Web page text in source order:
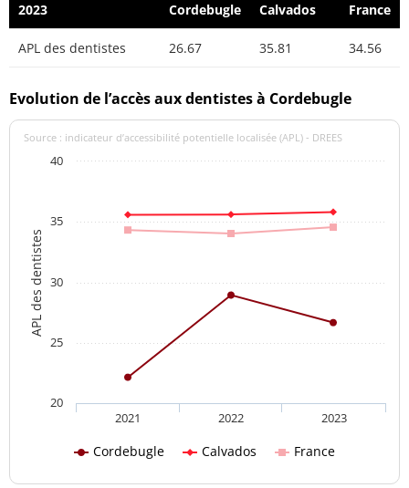
2023 Cordebugle Calvados France
APL des dentistes 26.67 35.81 34.56
Evolution de l’accès aux dentistes à Cordebugle
APL des dentistes
Source : indicateur d’accessibilité potentielle localisée (APL) - DREES
Cordebugle Calvados France
2021 2022 2023
20
25
30
35
40